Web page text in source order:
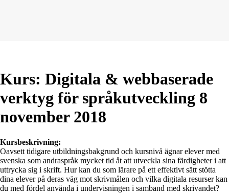
Kurs: Digitala & webbaserade
verktyg för språkutveckling 8
november 2018
Kursbeskrivning:
Oavsett tidigare utbildningsbakgrund och kursnivå ägnar elever med
svenska som andraspråk mycket tid åt att utveckla sina färdigheter i att
uttrycka sig i skrift. Hur kan du som lärare på ett effektivt sätt stötta
dina elever på deras väg mot skrivmålen och vilka digitala resurser kan
du med fördel använda i undervisningen i samband med skrivandet?